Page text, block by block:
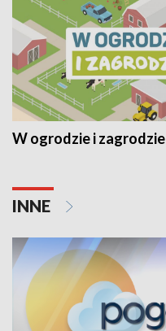
W ogrodzie i zagrodzie
INNE